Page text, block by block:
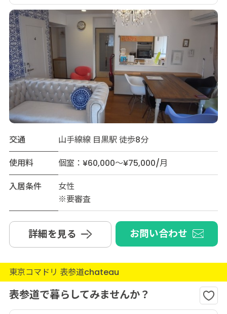
交通
山手線線 目黒駅 徒歩8分
使用料
個室：¥60,000～¥75,000/月
入居条件
女性
※要審査
詳細を見る お問い合わせ
東京コマドリ 表参道chateau
表参道で暮らしてみませんか？